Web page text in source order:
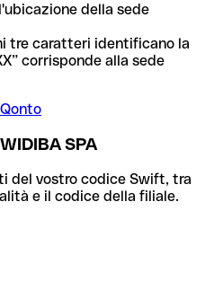
della sede
tre caratteri identificano la
corrisponde alla sede
SPA
del vostro codice Swift, tra
e il codice della filiale.